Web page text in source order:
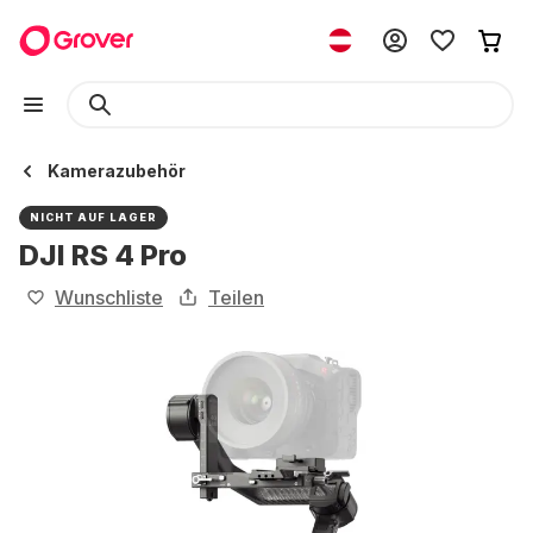
Kamerazubehör
NICHT AUF LAGER
DJI RS 4 Pro
Wunschliste Teilen